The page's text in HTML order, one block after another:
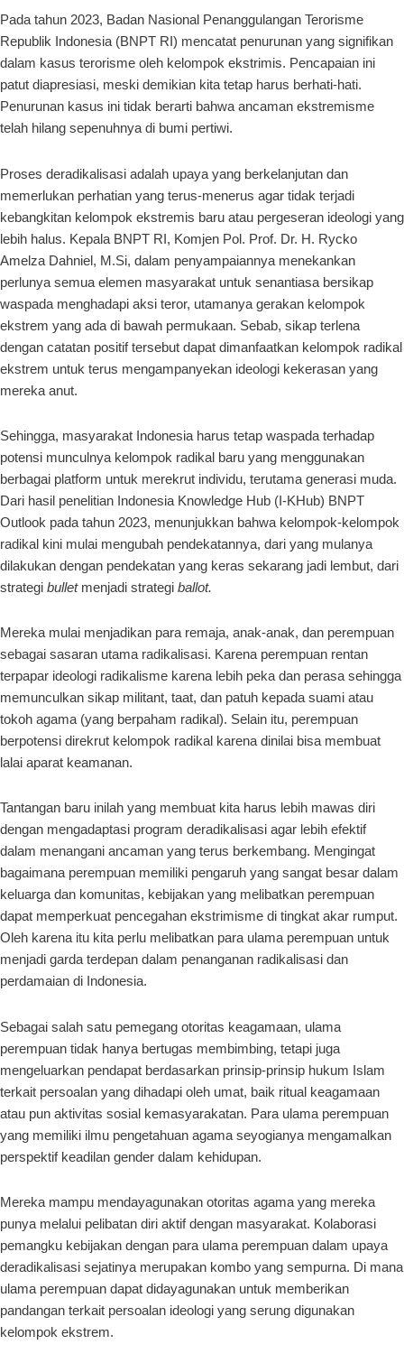
Pada tahun 2023, Badan Nasional Penanggulangan Terorisme
Republik Indonesia (BNPT RI) mencatat penurunan yang signifikan
dalam kasus terorisme oleh kelompok ekstrimis. Pencapaian ini
patut diapresiasi, meski demikian kita tetap harus berhati-hati.
Penurunan kasus ini tidak berarti bahwa ancaman ekstremisme
telah hilang sepenuhnya di bumi pertiwi.
Proses deradikalisasi adalah upaya yang berkelanjutan dan
memerlukan perhatian yang terus-menerus agar tidak terjadi
kebangkitan kelompok ekstremis baru atau pergeseran ideologi yang
lebih halus. Kepala BNPT RI, Komjen Pol. Prof. Dr. H. Rycko
Amelza Dahniel, M.Si, dalam penyampaiannya menekankan
perlunya semua elemen masyarakat untuk senantiasa bersikap
waspada menghadapi aksi teror, utamanya gerakan kelompok
ekstrem yang ada di bawah permukaan. Sebab, sikap terlena
dengan catatan positif tersebut dapat dimanfaatkan kelompok radikal
ekstrem untuk terus mengampanyekan ideologi kekerasan yang
mereka anut.
Sehingga, masyarakat Indonesia harus tetap waspada terhadap
potensi munculnya kelompok radikal baru yang menggunakan
berbagai platform untuk merekrut individu, terutama generasi muda.
Dari hasil penelitian Indonesia Knowledge Hub (I-KHub) BNPT
Outlook pada tahun 2023, menunjukkan bahwa kelompok-kelompok
radikal kini mulai mengubah pendekatannya, dari yang mulanya
dilakukan dengan pendekatan yang keras sekarang jadi lembut, dari
strategi bullet menjadi strategi ballot.
Mereka mulai menjadikan para remaja, anak-anak, dan perempuan
sebagai sasaran utama radikalisasi. Karena perempuan rentan
terpapar ideologi radikalisme karena lebih peka dan perasa sehingga
memunculkan sikap militant, taat, dan patuh kepada suami atau
tokoh agama (yang berpaham radikal). Selain itu, perempuan
berpotensi direkrut kelompok radikal karena dinilai bisa membuat
lalai aparat keamanan.
Tantangan baru inilah yang membuat kita harus lebih mawas diri
dengan mengadaptasi program deradikalisasi agar lebih efektif
dalam menangani ancaman yang terus berkembang. Mengingat
bagaimana perempuan memiliki pengaruh yang sangat besar dalam
keluarga dan komunitas, kebijakan yang melibatkan perempuan
dapat memperkuat pencegahan ekstrimisme di tingkat akar rumput.
Oleh karena itu kita perlu melibatkan para ulama perempuan untuk
menjadi garda terdepan dalam penanganan radikalisasi dan
perdamaian di Indonesia.
Sebagai salah satu pemegang otoritas keagamaan, ulama
perempuan tidak hanya bertugas membimbing, tetapi juga
mengeluarkan pendapat berdasarkan prinsip-prinsip hukum Islam
terkait persoalan yang dihadapi oleh umat, baik ritual keagamaan
atau pun aktivitas sosial kemasyarakatan. Para ulama perempuan
yang memiliki ilmu pengetahuan agama seyogianya mengamalkan
perspektif keadilan gender dalam kehidupan.
Mereka mampu mendayagunakan otoritas agama yang mereka
punya melalui pelibatan diri aktif dengan masyarakat. Kolaborasi
pemangku kebijakan dengan para ulama perempuan dalam upaya
deradikalisasi sejatinya merupakan kombo yang sempurna. Di mana
ulama perempuan dapat didayagunakan untuk memberikan
pandangan terkait persoalan ideologi yang serung digunakan
kelompok ekstrem.